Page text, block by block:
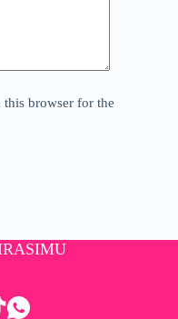
this browser for the